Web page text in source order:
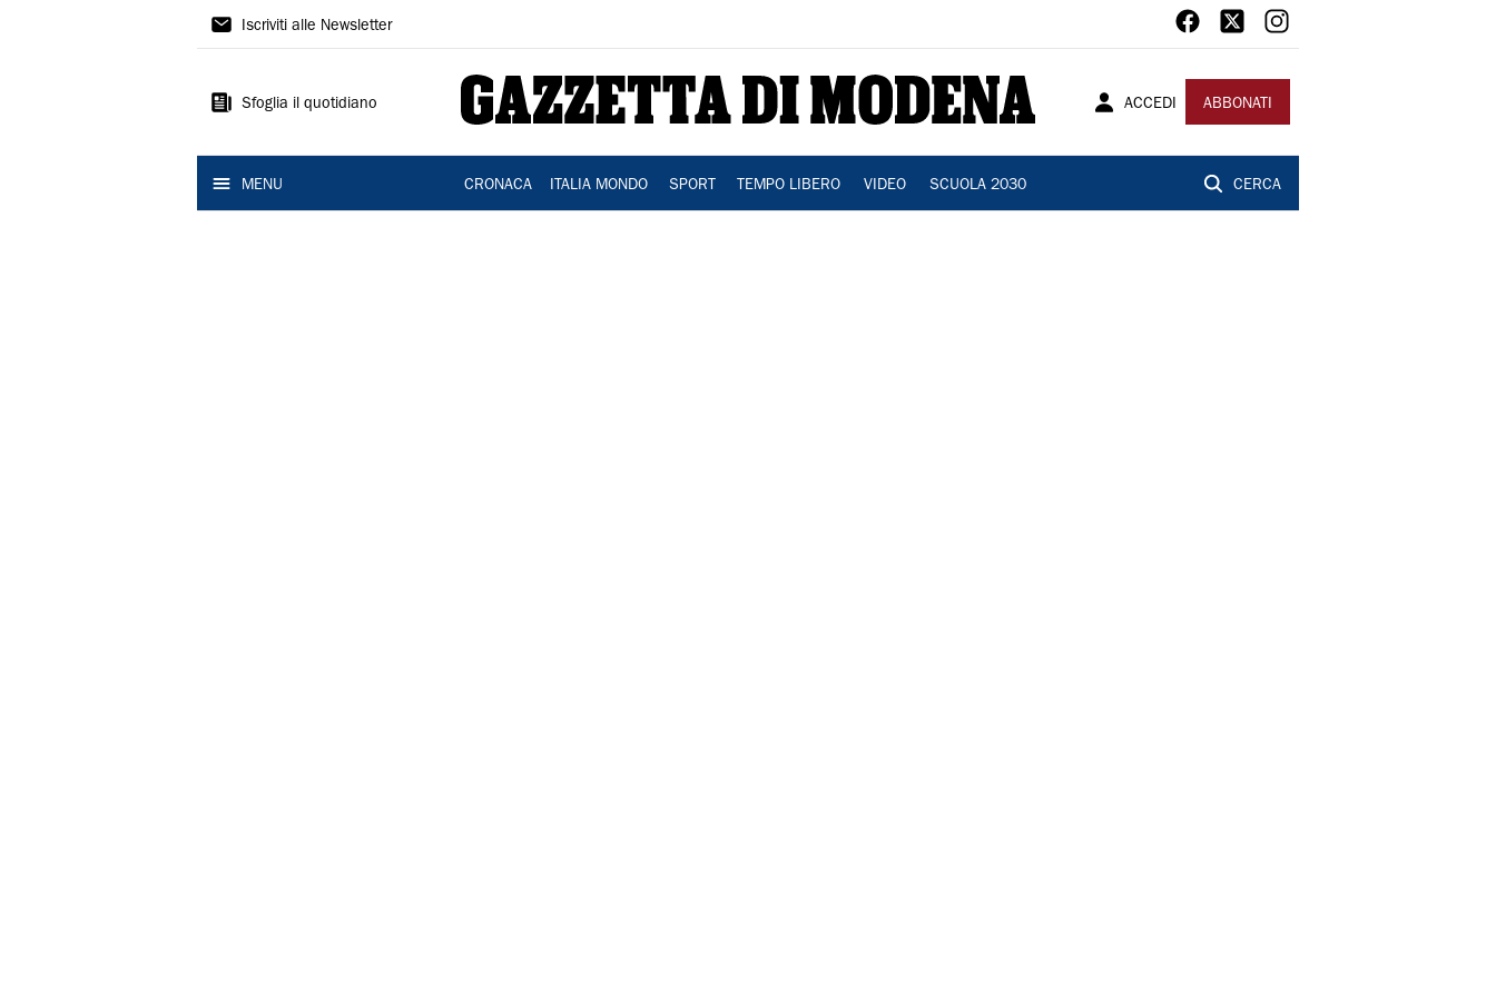
Gazzetta
Modena
Iscriviti alle Newsletter
Sfoglia il quotidiano ACCEDI ABBONATI
MENU CRONACA ITALIA MONDO SPORT TEMPO LIBERO VIDEO SCUOLA 2030 CERCA